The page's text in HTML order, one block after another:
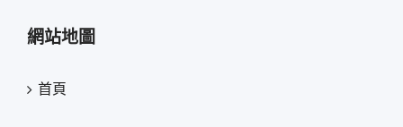
網站地圖
首頁